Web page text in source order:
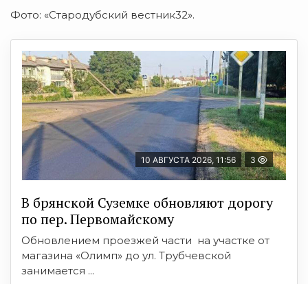
Фото: «Стародубский вестник32».
10 АВГУСТА 2026, 11:56 3
В брянской Суземке обновляют дорогу
по пер. Первомайскому
Обновлением проезжей части на участке от
магазина «Олимп» до ул. Трубчевской
занимается ...